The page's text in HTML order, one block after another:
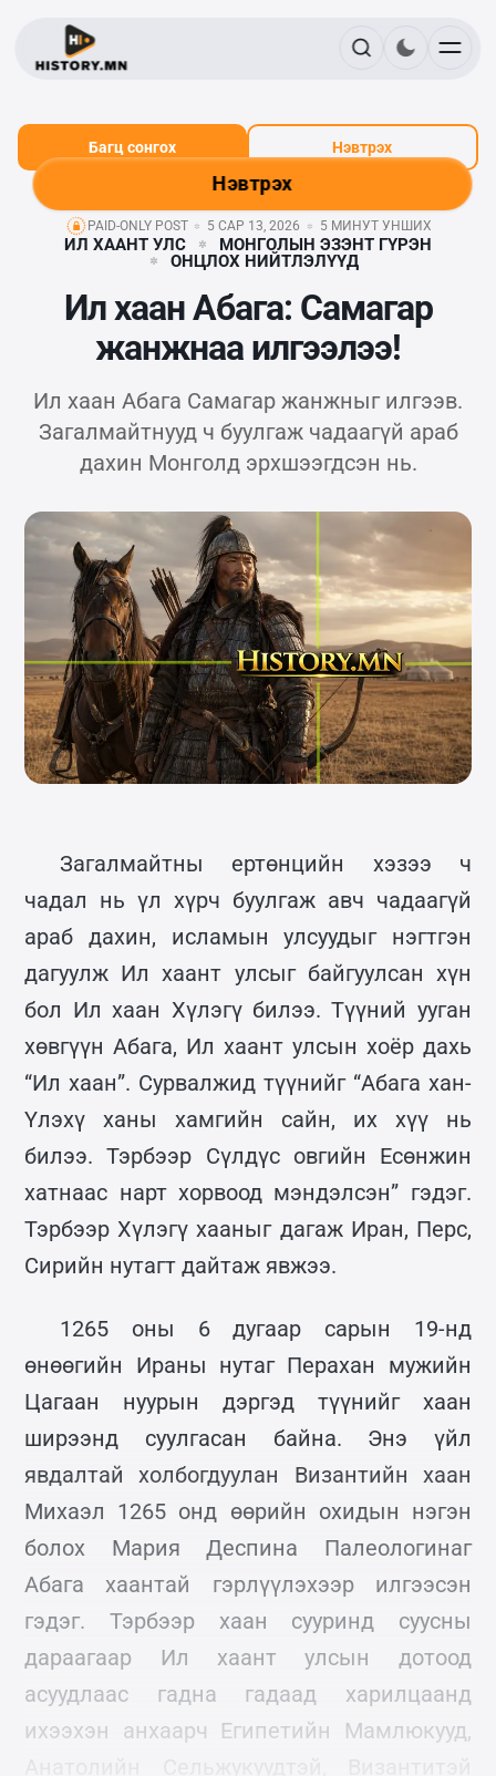
Нэвтрэх
Багц сонгох Нэвтрэх
PAID-ONLY POST 5 САР 13, 2026 5 МИНУТ УНШИХ
ИЛ ХААНТ УЛС
МОНГОЛЫН ЭЗЭНТ ГҮРЭН
ОНЦЛОХ НИЙТЛЭЛҮҮД
Ил хаан Абага: Самагар
жанжнаа илгээлээ!
Ил хаан Абага Самагар жанжныг илгээв.
Загалмайтнууд ч буулгаж чадаагүй араб
дахин Монголд эрхшээгдсэн нь.
Загалмайтны ертөнцийн хэзээ ч
чадал нь үл хүрч буулгаж авч чадаагүй
араб дахин, исламын улсуудыг нэгтгэн
дагуулж Ил хаант улсыг байгуулсан хүн
бол Ил хаан Хүлэгү билээ. Түүний ууган
хөвгүүн Абага, Ил хаант улсын хоёр дахь
“Ил хаан”. Сурвалжид түүнийг “Абага хан-
Үлэхү ханы хамгийн сайн, их хүү нь
билээ. Тэрбээр Сүлдүс овгийн Есөнжин
хатнаас нарт хорвоод мэндэлсэн” гэдэг.
Тэрбээр Хүлэгү хааныг дагаж Иран, Перс,
Сирийн нутагт дайтаж явжээ.
1265 оны 6 дугаар сарын 19-нд
өнөөгийн Ираны нутаг Перахан мужийн
Цагаан нуурын дэргэд түүнийг хаан
ширээнд суулгасан байна. Энэ үйл
явдалтай холбогдуулан Византийн хаан
Михаэл 1265 онд өөрийн охидын нэгэн
болох Мария Деспина Палеологинаг
Абага хаантай гэрлүүлэхээр илгээсэн
гэдэг. Тэрбээр хаан сууринд суусны
дараагаар Ил хаант улсын дотоод
асуудлаас гадна гадаад харилцаанд
ихээхэн анхаарч Египетийн Мамлюкууд,